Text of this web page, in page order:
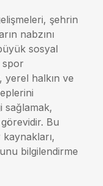
şehrin
nabzını
sosyal
spor
yerel halkın ve
sağlamak,
Bu
bilgilendirme